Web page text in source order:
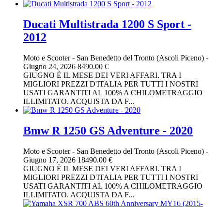
Ducati Multistrada 1200 S Sport -
2012
Moto e Scooter- San Benedetto del Tronto (Ascoli Piceno) -
Giugno 24, 2026 8490.00 €
GIUGNO È IL MESE DEI VERI AFFARI. TRA I
MIGLIORI PREZZI D'ITALIA PER TUTTI I NOSTRI
USATI GARANTITI AL 100% A CHILOMETRAGGIO
ILLIMITATO. ACQUISTA DA F...
Bmw R 1250 GS Adventure - 2020
Moto e Scooter- San Benedetto del Tronto (Ascoli Piceno) -
Giugno 17, 2026 18490.00 €
GIUGNO È IL MESE DEI VERI AFFARI. TRA I
MIGLIORI PREZZI D'ITALIA PER TUTTI I NOSTRI
USATI GARANTITI AL 100% A CHILOMETRAGGIO
ILLIMITATO. ACQUISTA DA F...